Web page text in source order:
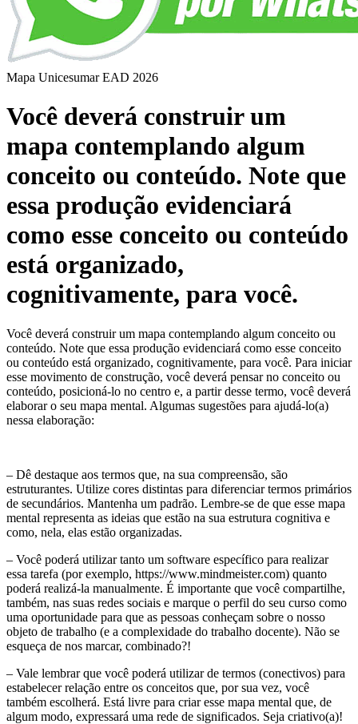
Mapa Unicesumar EAD 2026
Você deverá construir um
mapa contemplando algum
conceito ou conteúdo. Note que
essa produção evidenciará
como esse conceito ou conteúdo
está organizado,
cognitivamente, para você.
​Você deverá construir um mapa contemplando algum conceito ou
conteúdo. Note que essa produção evidenciará como esse conceito
ou conteúdo está organizado, cognitivamente, para você. Para iniciar
esse movimento de construção, você deverá pensar no conceito ou
conteúdo, posicioná-lo no centro e, a partir desse termo, você deverá
elaborar o seu mapa mental. Algumas sugestões para ajudá-lo(a)
nessa elaboração:
– Dê destaque aos termos que, na sua compreensão, são
estruturantes. Utilize cores distintas para diferenciar termos primários
de secundários. Mantenha um padrão. Lembre-se de que esse mapa
mental representa as ideias que estão na sua estrutura cognitiva e
como, nela, elas estão organizadas.
– Você poderá utilizar tanto um software específico para realizar
essa tarefa (por exemplo, https://www.mindmeister.com) quanto
poderá realizá-la manualmente. É importante que você compartilhe,
também, nas suas redes sociais e marque o perfil do seu curso como
uma oportunidade para que as pessoas conheçam sobre o nosso
objeto de trabalho (e a complexidade do trabalho docente). Não se
esqueça de nos marcar, combinado?!
– Vale lembrar que você poderá utilizar de termos (conectivos) para
estabelecer relação entre os conceitos que, por sua vez, você
também escolherá. Está livre para criar esse mapa mental que, de
algum modo, expressará uma rede de significados. Seja criativo(a)!